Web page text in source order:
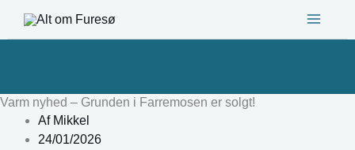
Varm nyhed – Grunden i Farremosen er solgt!
AfMikkel
24/01/2026